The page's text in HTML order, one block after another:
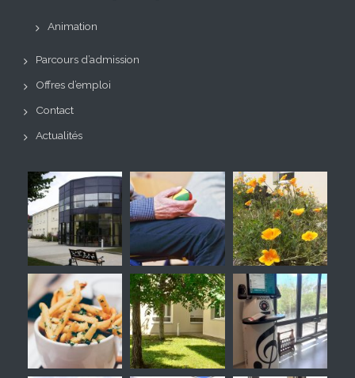
Animation
Parcours d’admission
Offres d’emploi
Contact
Actualités